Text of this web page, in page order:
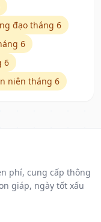
đạo tháng 6
6
6
niên tháng 6
phí, cung cấp thông
giáp, ngày tốt xấu